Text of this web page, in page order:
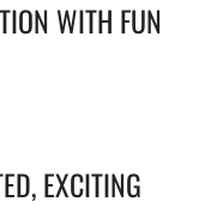
WITH FUN
EXCITING